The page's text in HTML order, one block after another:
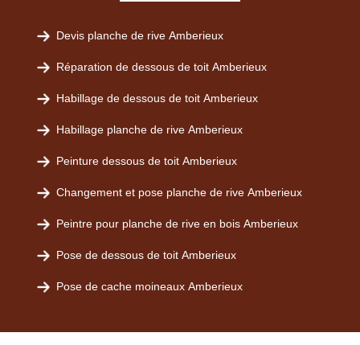
Devis planche de rive Amberieux
Réparation de dessous de toit Amberieux
Habillage de dessous de toit Amberieux
Habillage planche de rive Amberieux
Peinture dessous de toit Amberieux
Changement et pose planche de rive Amberieux
Peintre pour planche de rive en bois Amberieux
Pose de dessous de toit Amberieux
Pose de cache moineaux Amberieux